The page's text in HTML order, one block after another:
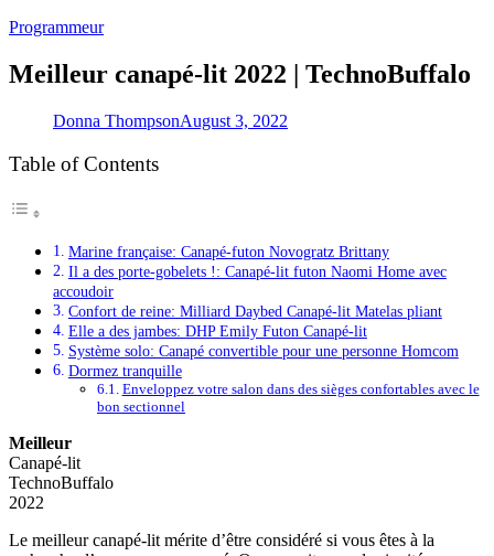
Programmeur
Meilleur canapé-lit 2022 | TechnoBuffalo
Donna ThompsonAugust 3, 2022
Table of Contents
Marine française: Canapé-futon Novogratz Brittany
Il a des porte-gobelets !: Canapé-lit futon Naomi Home avec
accoudoir
Confort de reine: Milliard Daybed Canapé-lit Matelas pliant
Elle a des jambes: DHP Emily Futon Canapé-lit
Système solo: Canapé convertible pour une personne Homcom
Dormez tranquille
Enveloppez votre salon dans des sièges confortables avec le
bon sectionnel
Meilleur
Canapé-lit
TechnoBuffalo
2022
Le meilleur canapé-lit mérite d’être considéré si vous êtes à la